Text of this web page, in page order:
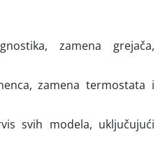
zamena grejača,
zamena termostata i
svih modela, uključujući